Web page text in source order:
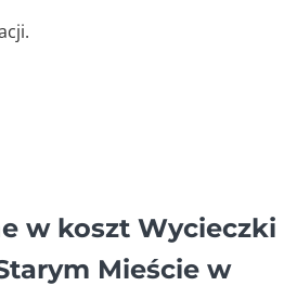
w koszt Wycieczki
Mieście w